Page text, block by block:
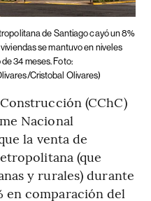
de Santiago cayó un 8%
se mantuvo en niveles
34 meses. Foto:
Cristobal Olivares)
(CChC)
Nacional
la venta de
(que
y rurales) durante
en comparación del